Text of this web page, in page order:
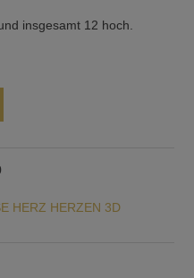
insgesamt 12 hoch.
HERZ HERZEN 3D